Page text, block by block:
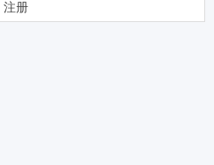
注册